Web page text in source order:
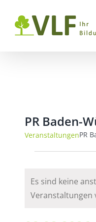
Inhalt
springen
PR Baden-
VeranstaltungenPR
Hinweis
Es sind keine
Veranstaltungen